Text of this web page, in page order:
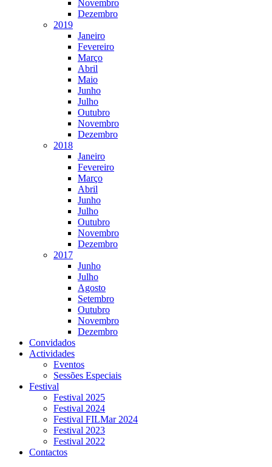
Novembro
Dezembro
2019
Janeiro
Fevereiro
Março
Abril
Maio
Junho
Julho
Outubro
Novembro
Dezembro
2018
Janeiro
Fevereiro
Março
Abril
Junho
Julho
Outubro
Novembro
Dezembro
2017
Junho
Julho
Agosto
Setembro
Outubro
Novembro
Dezembro
Convidados
Actividades
Eventos
Sessões Especiais
Festival
Festival 2025
Festival 2024
Festival FILMar 2024
Festival 2023
Festival 2022
Contactos